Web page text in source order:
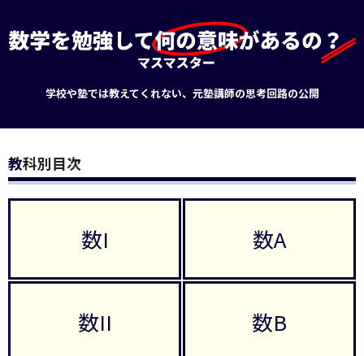
学校や塾では教えてくれない、元塾講師の思考回路の公開
教科別目次
数I 数A
数II 数B